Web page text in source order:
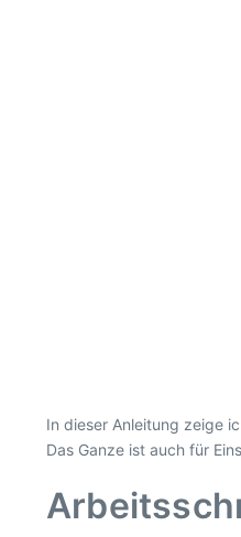
In dieser Anleitung zeige
Das Ganze ist auch für